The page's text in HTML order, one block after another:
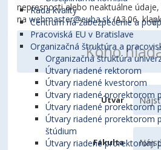
Rada kvality
Centrum na zabezpečenie a
Pracoviská EU v Bratislave
Organizačná štruktúra a
Organizačná štruktúra
Útvary riadené rektorom
Útvary riadené kvestorom
Útvary riadené prorektorom
Útvary riadené prorektorom
Útvary riadené prorektorom
štúdium
Útvary riadené prorektorom
nepresnosti alebo neaktuálne
nawebmaster@euba.sk(A3.06,
Útvar
Fakulta